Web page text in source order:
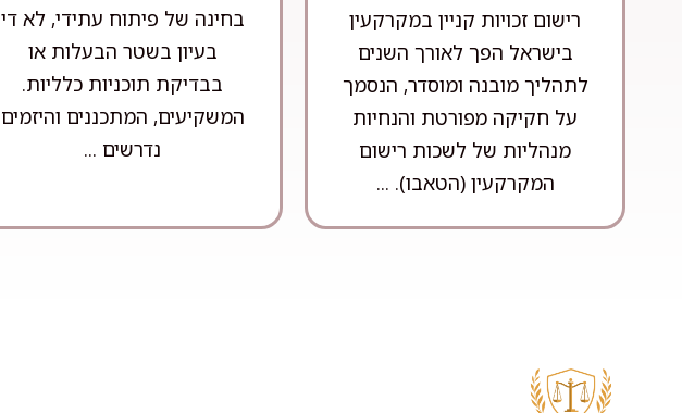
רישום זכויות קניין במקרקעין
בישראל הפך לאורך השנים
לתהליך מובנה ומוסדר, הנסמך
על חקיקה מפורטת והנחיות
מנהליות של לשכות רישום
המקרקעין (הטאבו). ...
בחינה של פיתוח עתידי, לא די
בעיון בשטר הבעלות או
בבדיקת תוכניות כלליות.
המשקיעים, המתכננים והיזמים
נדרשים ...